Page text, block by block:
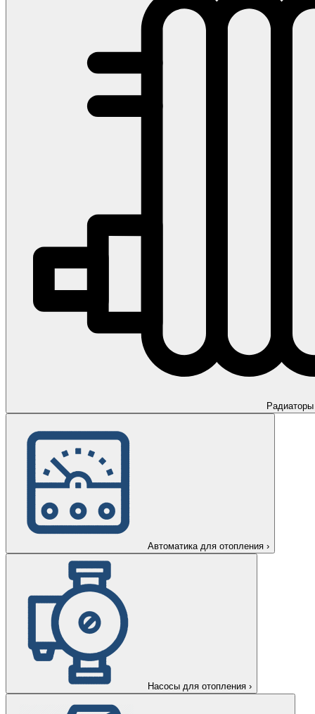
Радиаторы
Автоматика для отопления ›
Насосы для отопления ›